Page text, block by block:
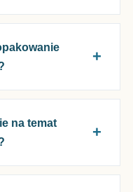
na temat